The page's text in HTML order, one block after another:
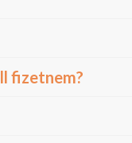
fizetnem?